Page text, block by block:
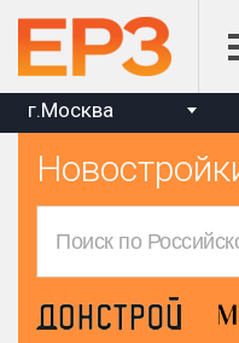
г.Москва